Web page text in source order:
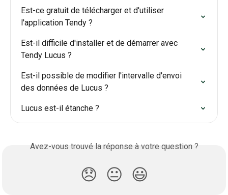
Est-ce gratuit de télécharger et d'utiliser
l'application Tendy ?
Est-il difficile d'installer et de démarrer avec
Tendy Lucus ?
Est-il possible de modifier l'intervalle d'envoi
des données de Lucus ?
Lucus est-il étanche ?
Avez-vous trouvé la réponse à votre question ?
😞 😐 😃